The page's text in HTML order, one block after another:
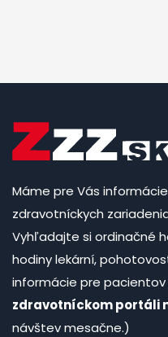
Máme pre Vás
zdravotníckych
Vyhľadajte si ordinačné
hodiny lekární,
informácie pre pacientov
zdravotníckom portáli
návštev mesačne.)